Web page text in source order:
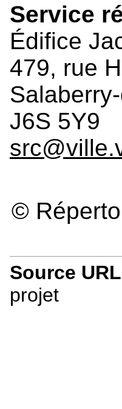
Service
Édifice
479, rue
J6S 5Y9
©
Source
projet